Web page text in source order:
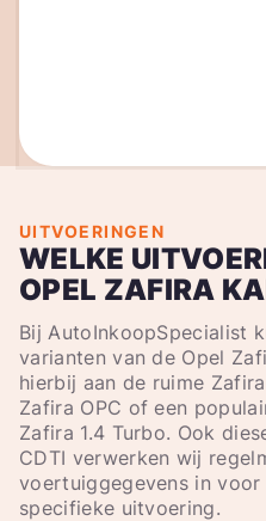
UITVOERINGEN
WELKE
OPEL ZAFIRA
Bij AutoInkoopSpecialist
varianten van de Opel
hierbij aan de ruime
Zafira OPC of een
Zafira 1.4 Turbo. Ook
CDTI verwerken wij
voertuiggegevens in
specifieke uitvoering.